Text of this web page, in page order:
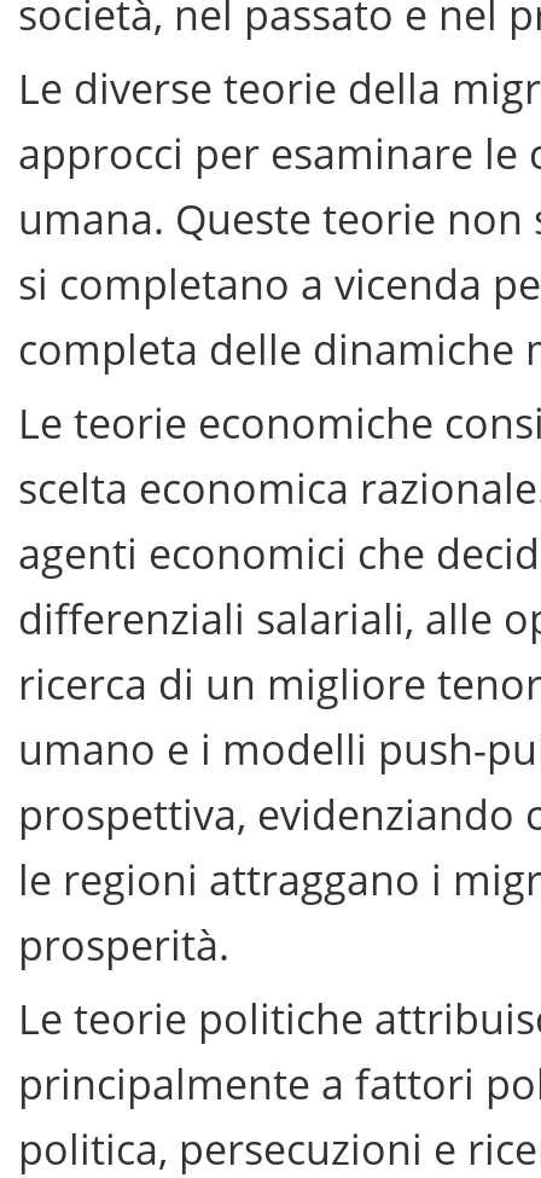
società, nel passato e nel
Le diverse teorie della
approcci per esaminare
umana. Queste teorie non
si completano a vicenda
completa delle dinamiche
Le teorie economiche
scelta economica
agenti economici che
differenziali salariali, alle
ricerca di un migliore
umano e i modelli push-
prospettiva, evidenziando
le regioni attraggano i
prosperità.
Le teorie politiche
principalmente a fattori
politica, persecuzioni e